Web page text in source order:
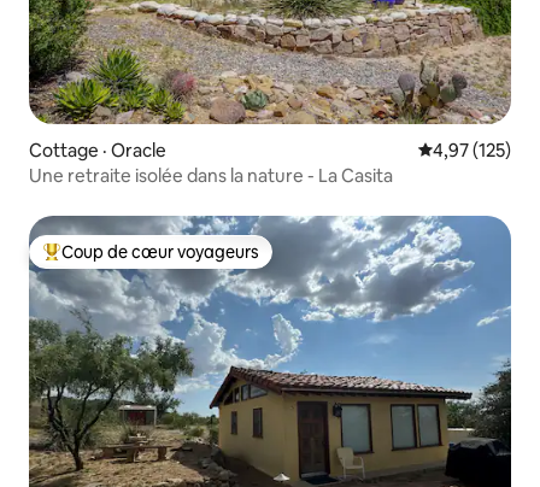
Cottage · Oracle Note
4,97 (125)
Une retraite isolée dans la nature - La Casita
Coup de cœur voyageurs parmi les plus aimés
Coup de cœur voyageurs